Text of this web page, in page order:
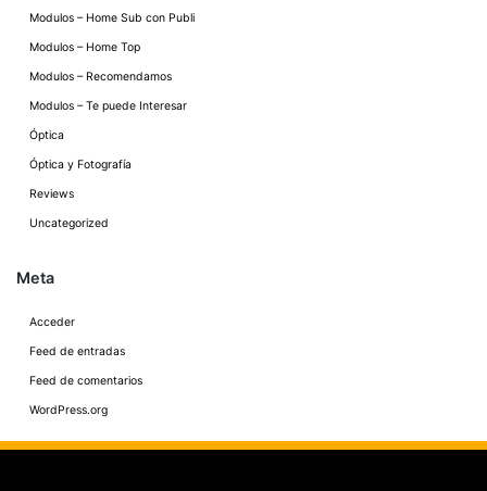
Modulos – Home Sub con Publi
Modulos – Home Top
Modulos – Recomendamos
Modulos – Te puede Interesar
Óptica
Óptica y Fotografía
Reviews
Uncategorized
Meta
Acceder
Feed de entradas
Feed de comentarios
WordPress.org